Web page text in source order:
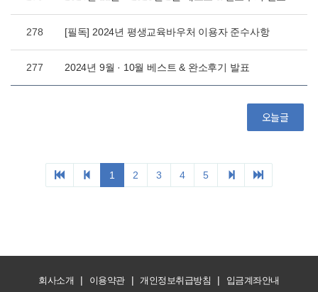
회사소개 | 이용약관 | 개인정보취급방침 | 입금계좌안내